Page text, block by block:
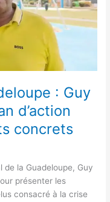
: Guy
d’action
concrets
la Guadeloupe, Guy
présenter les
consacré à la crise